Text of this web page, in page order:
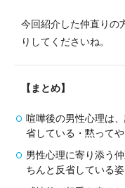
今回紹介した仲直りの
りしてくださいね。
【まとめ】
喧嘩後の男性心理は
省している・黙って
男性心理に寄り添う
ちんと反省している